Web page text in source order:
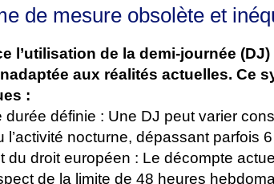
de mesure obsolète et
l’utilisation de la demi-journée
aux réalités actuelles. Ce
:
durée définie : Une DJ peut varier
l’activité nocturne, dépassant parfois
du droit européen : Le décompte
de la limite de 48 heures